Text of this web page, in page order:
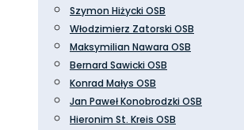
Szymon Hiżycki OSB
Włodzimierz Zatorski OSB
Maksymilian Nawara OSB
Bernard Sawicki OSB
Konrad Małys OSB
Jan Paweł Konobrodzki OSB
Hieronim St. Kreis OSB